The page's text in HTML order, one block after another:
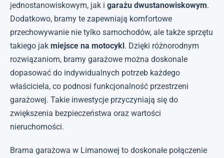
jednostanowiskowym, jak i garażu dwustanowiskowym.
Dodatkowo, bramy te zapewniają komfortowe
przechowywanie nie tylko samochodów, ale także sprzętu
takiego jak miejsce na motocykl. Dzięki różnorodnym
rozwiązaniom, bramy garażowe można doskonale
dopasować do indywidualnych potrzeb każdego
właściciela, co podnosi funkcjonalność przestrzeni
garażowej. Takie inwestycje przyczyniają się do
zwiększenia bezpieczeństwa oraz wartości
nieruchomości.
Brama garażowa w Limanowej to doskonałe połączenie